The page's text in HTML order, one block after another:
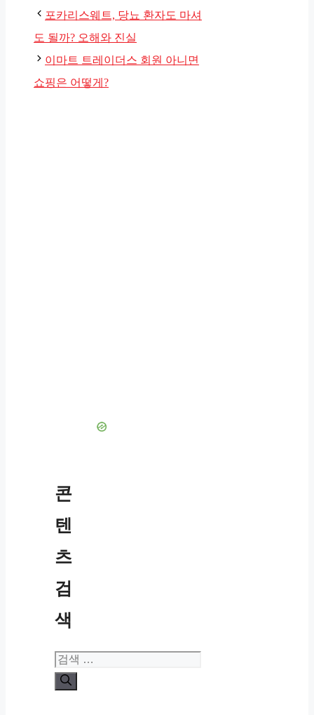
테
고
리
포카리스웨트, 당뇨 환자도 마셔
도 될까? 오해와 진실
이마트 트레이더스 회원 아니면
쇼핑은 어떻게?
콘
텐
츠
검
색
검
색: